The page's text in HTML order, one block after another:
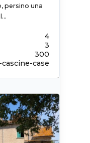
persino una
4
3
300
case